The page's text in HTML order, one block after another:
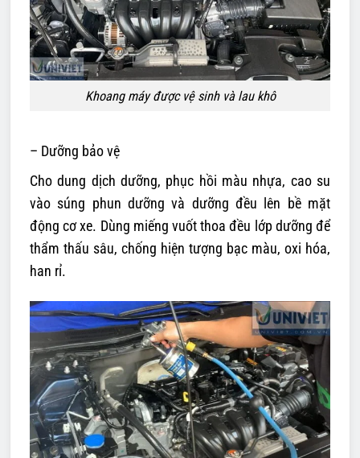
Khoang máy được vệ sinh và lau khô
– Dưỡng bảo vệ
Cho dung dịch dưỡng, phục hồi màu nhựa, cao su
vào súng phun dưỡng và dưỡng đều lên bề mặt
động cơ xe. Dùng miếng vuốt thoa đều lớp dưỡng để
thẩm thấu sâu, chống hiện tượng bạc màu, oxi hóa,
han rỉ.